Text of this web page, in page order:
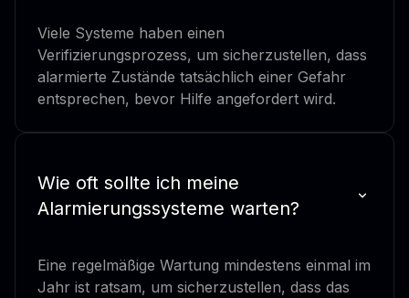
Viele Systeme haben einen
Verifizierungsprozess, um sicherzustellen, dass
alarmierte Zustände tatsächlich einer Gefahr
entsprechen, bevor Hilfe angefordert wird.
Wie oft sollte ich meine
Alarmierungssysteme warten?
Eine regelmäßige Wartung mindestens einmal im
Jahr ist ratsam, um sicherzustellen, dass das